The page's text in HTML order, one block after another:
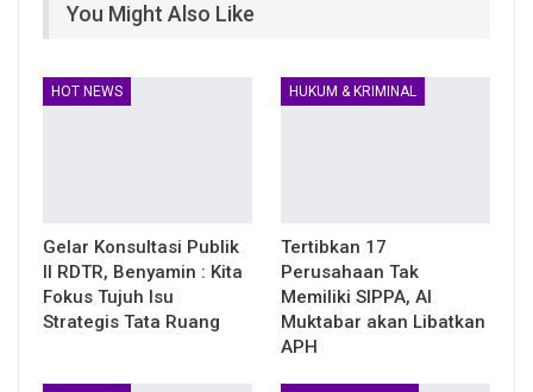
You Might Also Like
HOT NEWS
Gelar Konsultasi Publik
II RDTR, Benyamin : Kita
Fokus Tujuh Isu
Strategis Tata Ruang
HUKUM & KRIMINAL
Tertibkan 17
Perusahaan Tak
Memiliki SIPPA, Al
Muktabar akan Libatkan
APH